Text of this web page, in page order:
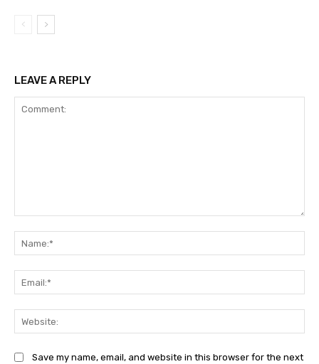
LEAVE A REPLY
Save my name, email, and website in this browser for the next